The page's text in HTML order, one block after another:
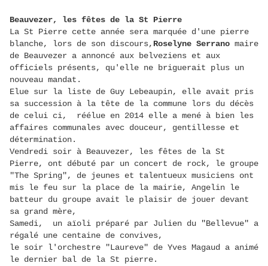
Beauvezer, les fêtes de la St Pierre
La St Pierre cette année sera marquée d'une pierre
blanche, lors de son discours, Roselyne Serrano maire
de Beauvezer a annoncé aux belveziens et aux
officiels présents, qu'elle ne briguerait plus un
nouveau mandat.
Elue sur la liste de Guy Lebeaupin, elle avait pris
sa succession à la tête de la commune lors du décès
de celui ci, réélue en 2014 elle a mené à bien les
affaires communales avec douceur, gentillesse et
détermination.
Vendredi soir à Beauvezer, les fêtes de la St
Pierre, ont débuté par un concert de rock, le groupe
"The Spring", de jeunes et talentueux musiciens ont
mis le feu sur la place de la mairie, Angelin le
batteur du groupe avait le plaisir de jouer devant
sa grand mère,
Samedi, un aïoli préparé par Julien du "Bellevue" a
régalé une centaine de convives,
le soir l'orchestre "Laureve" de Yves Magaud a animé
le dernier bal de la St pierre.